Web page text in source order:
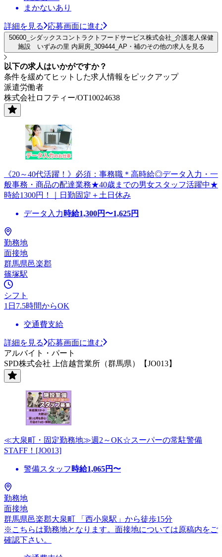
まかないあり
詳細を見る 応募画面に進む
50600_シダックスコントラクトフードサービス株式会社_介護老人保健
施設 いずみの里 内厨房_309444_AP・補のその他の求人を見る
以下の求人はいかがですか？
条件を緩めてヒットした求人情報をピックアップ
派遣労働者
株式会社ロフティー/OT10024638
《20～40代活躍！》必須：事務職＊高時給◎データ入力・一
般事務・商品の配達業務★40歳までの男女スタッフ活躍中★
時給1300円！｜日勤固定＋土日休み
データ入力 時給1,300円〜1,625円
勤務地
面接地
群馬県邑楽郡
篠塚駅
シフト
1日7.5時間からOK
交通費支給
詳細を見る
応募画面に進む
アルバイト・パート
SPD株式会社 上信越営業所（群馬県）【JO013】
≪大泉町・固定勤務地≫週2～OK☆スーパーの常駐警備
STAFF！[JO013]
警備スタッフ 時給1,065円〜
勤務地
面接地
群馬県邑楽郡大泉町 「西小泉駅」から徒歩15分
※こちらは勤務地となります。面接地については原稿内をご
確認下さい。